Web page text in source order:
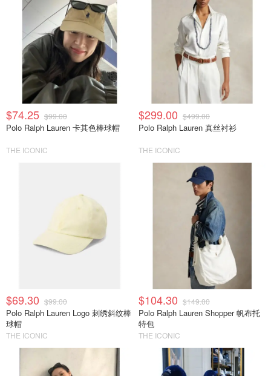
$74.25 $99.00
Polo Ralph Lauren 卡其色棒球帽
THE ICONIC
$299.00 $499.00
Polo Ralph Lauren 真丝衬衫
THE ICONIC
$69.30 $99.00
Polo Ralph Lauren Logo 刺绣斜纹棒
球帽
THE ICONIC
$104.30 $149.00
Polo Ralph Lauren Shopper 帆布托
特包
THE ICONIC